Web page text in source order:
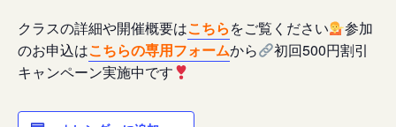
クラスの詳細や開催概要はこちらをご覧ください
参加
のお申込はこちらの専用フォームから
初回500円割引
キャンペーン実施中です